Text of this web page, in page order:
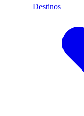
Destinos